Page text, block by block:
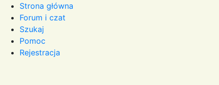
Strona główna
Forum i czat
Szukaj
Pomoc
Rejestracja